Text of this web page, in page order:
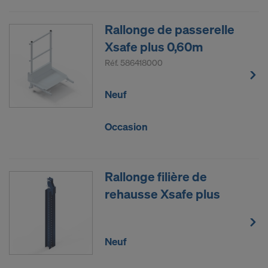
Rallonge de passerelle
Xsafe plus 0,60m
Réf. 586418000
Neuf
Occasion
Rallonge filière de
rehausse Xsafe plus
Neuf
vous êtes largement dépourvu de droits effectifs et
exécutoires contre cette procédure des autorités
américaines.
Les données à caractère personnel que nous
transmettons aux États-Unis sont en particulier
des adresses IP (« adresses de protocole Internet »).
Nous coopérons avec les destinataires suivants par
Facebook LLC
Google LLC
Monotype Imaging Holdings Inc.
Rocket Science Group LLC
Sketchfab Inc.